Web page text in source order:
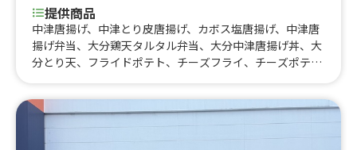
提供商品
中津唐揚げ、中津とり皮唐揚げ、カボス塩唐揚げ、中津唐
揚げ弁当、大分鶏天タルタル弁当、大分中津唐揚げ丼、大
分とり天、フライドポテト、チーズフライ、チーズポテ